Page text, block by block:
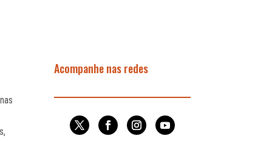
Acompanhe nas redes